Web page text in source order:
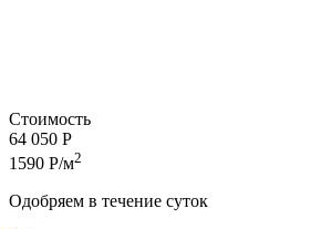
Стоимость
64 050 Р
1590 Р/м2
Одобряем в течение суток